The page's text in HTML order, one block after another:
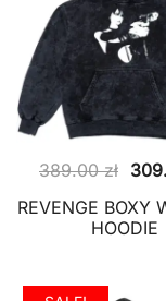
389.00zł
cena
REVENGE BOXY
HOODIE